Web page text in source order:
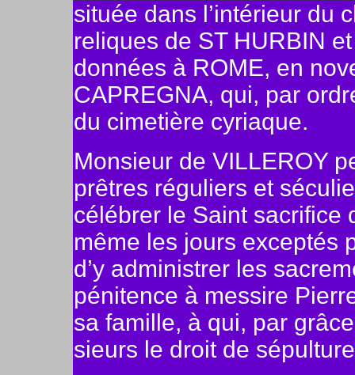
située dans l’intérieur du
reliques de ST HURBIN
données à ROME, en
CAPREGNA, qui, par
du cimetière cyriaque.
Monsieur de VILLEROY
prêtres réguliers et
célébrer le Saint sacrifice
même les jours exceptés
d’y administrer les
pénitence à messire
sa famille, à qui, par
sieurs le droit de